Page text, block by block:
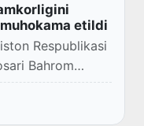
etildi
Respublikasi
Bahrom
va muxtor elchisi